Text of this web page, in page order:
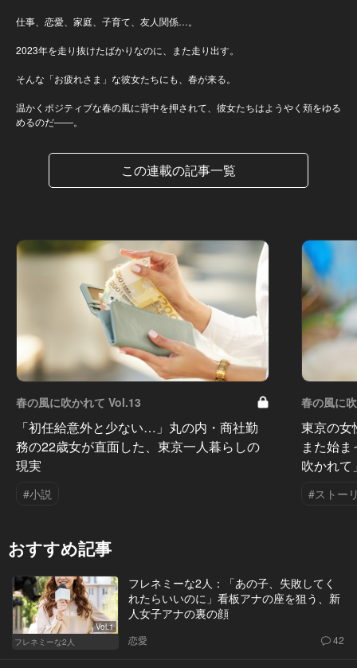
仕事、恋愛、家庭、子育て、友人関係…。
2023年を走り抜けたばかりなのに、また走り出す。
そんな「お疲れさま」な彼女たちにも、春が来る。
温かくポジティブな春の風に背中を押されて、彼女たちはようやく頬をゆる
めるのだ――。
この連載の記事一覧
春の風に吹かれて Vol.13
「初任給意外と少ない…」丸の内・商社勤
務の22歳女が直面した、東京一人暮らしの
現実
#小説
春の風に
東京の女
また始
吹かれて
#ストー
おすすめ記事
Vol.1
フレネミーな2人
フレネミーな2人：「あの子、失敗してく
れたらいいのに」看板アナの座を狙う、新
人女子アナの裏の顔
恋愛 42